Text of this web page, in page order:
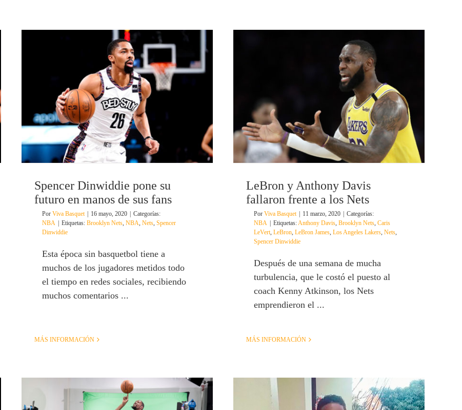
Spencer Dinwiddie pone su
futuro en manos de sus fans
Por Viva Basquet 16 mayo, 2020
Categorías:
NBA
Etiquetas: Brooklyn Nets, NBA, Nets, Spencer
Dinwiddie
Esta época sin basquetbol tiene a
muchos de los jugadores metidos todo
el tiempo en redes sociales, recibiendo
muchos comentarios ...
MÁS INFORMACIÓN
LeBron y Anthony Davis
fallaron frente a los Nets
Por Viva Basquet 11 marzo, 2020
Categorías:
NBA
Etiquetas:Anthony Davis, Brooklyn Nets, Caris
LeVert, LeBron, LeBron James, Los Angeles Lakers, Nets,
Spencer Dinwiddie
Después de una semana de mucha
turbulencia, que le costó el puesto al
coach Kenny Atkinson, los Nets
emprendieron el ...
MÁS INFORMACIÓN